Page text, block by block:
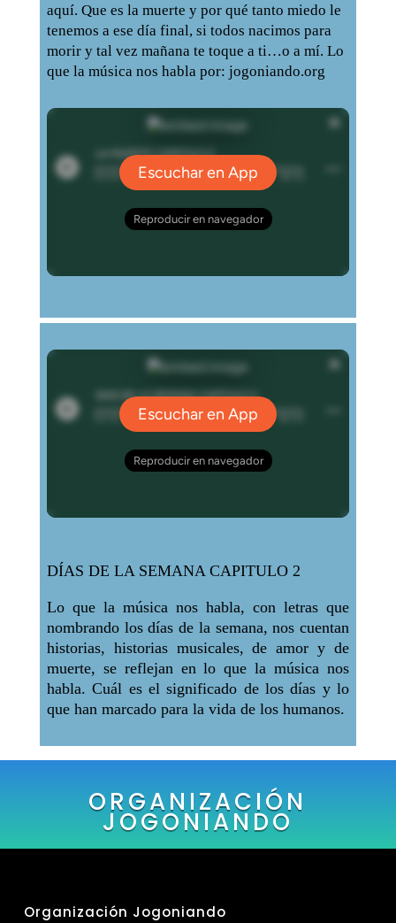
aquí. Que es la muerte y por qué tanto miedo le
tenemos a ese día final, si todos nacimos para
morir y tal vez mañana te toque a ti…o a mí. Lo
que la música nos habla por: jogoniando.org
DÍAS DE LA SEMANA CAPITULO 2
Lo que la música nos habla, con letras que
nombrando los días de la semana, nos cuentan
historias, historias musicales, de amor y de
muerte, se reflejan en lo que la música nos
habla. Cuál es el significado de los días y lo
que han marcado para la vida de los humanos.
ORGANIZACIÓN
JOGONIANDO
Organización Jogoniando